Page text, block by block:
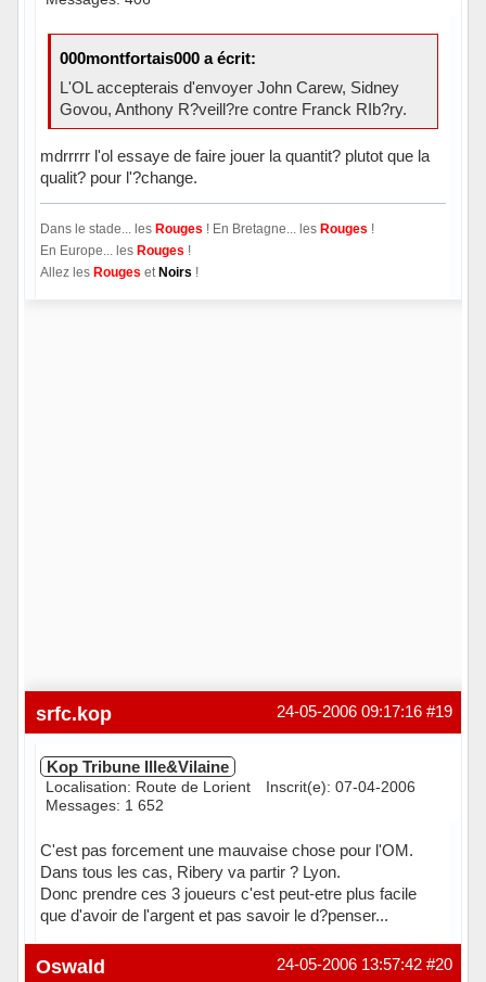
000montfortais000 a écrit:
L'OL accepterais d'envoyer John Carew, Sidney
Govou, Anthony R?veill?re contre Franck RIb?ry.
mdrrrrr l'ol essaye de faire jouer la quantit? plutot que la
qualit? pour l'?change.
Dans le stade... les Rouges ! En Bretagne... les Rouges !
En Europe... les Rouges !
Allez les Rouges etNoirs !
#19
24-05-2006 09:17:16
srfc.kop
Kop Tribune Ille&Vilaine
Localisation: Route de Lorient
Inscrit(e): 07-04-2006
Messages: 1 652
C'est pas forcement une mauvaise chose pour l'OM.
Dans tous les cas, Ribery va partir ? Lyon.
Donc prendre ces 3 joueurs c'est peut-etre plus facile
que d'avoir de l'argent et pas savoir le d?penser...
Hors ligne #20
24-05-2006 13:57:42
Oswald